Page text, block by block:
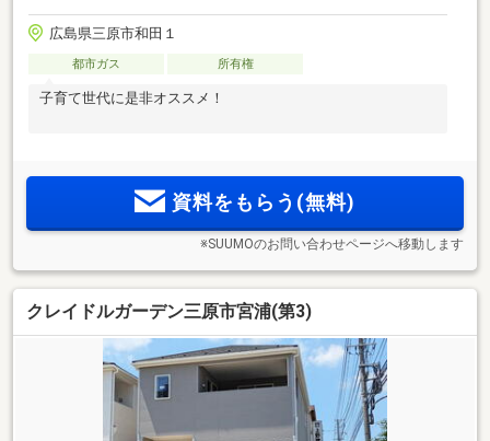
広島県三原市和田１
都市ガス 所有権
子育て世代に是非オススメ！
資料をもらう(無料)
※SUUMOのお問い合わせページへ移動します
クレイドルガーデン三原市宮浦(第3)